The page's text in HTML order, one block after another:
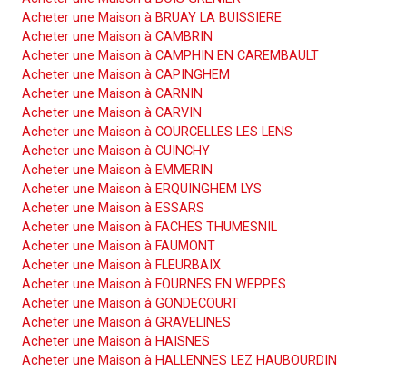
Acheter une Maison à BRUAY LA BUISSIERE
Acheter une Maison à CAMBRIN
Acheter une Maison à CAMPHIN EN CAREMBAULT
Acheter une Maison à CAPINGHEM
Acheter une Maison à CARNIN
Acheter une Maison à CARVIN
Acheter une Maison à COURCELLES LES LENS
Acheter une Maison à CUINCHY
Acheter une Maison à EMMERIN
Acheter une Maison à ERQUINGHEM LYS
Acheter une Maison à ESSARS
Acheter une Maison à FACHES THUMESNIL
Acheter une Maison à FAUMONT
Acheter une Maison à FLEURBAIX
Acheter une Maison à FOURNES EN WEPPES
Acheter une Maison à GONDECOURT
Acheter une Maison à GRAVELINES
Acheter une Maison à HAISNES
Acheter une Maison à HALLENNES LEZ HAUBOURDIN